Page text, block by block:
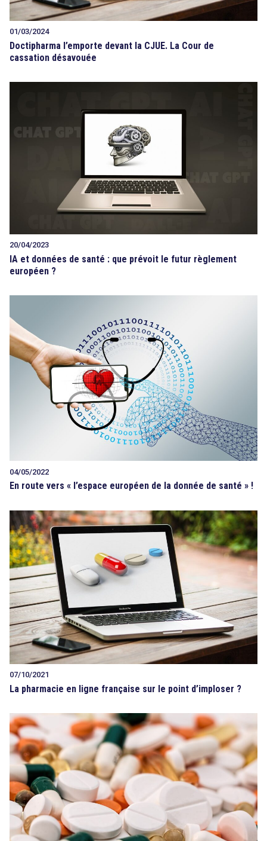
01/03/2024
Doctipharma l’emporte devant la CJUE. La Cour de
cassation désavouée
20/04/2023
IA et données de santé : que prévoit le futur règlement
européen ?
04/05/2022
En route vers « l’espace européen de la donnée de santé » !
07/10/2021
La pharmacie en ligne française sur le point d’imploser ?